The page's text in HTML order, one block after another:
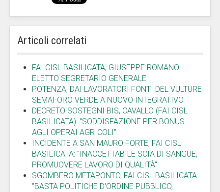
Articoli correlati
FAI CISL BASILICATA, GIUSEPPE ROMANO
ELETTO SEGRETARIO GENERALE
POTENZA, DAI LAVORATORI FONTI DEL VULTURE
SEMAFORO VERDE A NUOVO INTEGRATIVO
DECRETO SOSTEGNI BIS, CAVALLO (FAI CISL
BASILICATA): "SODDISFAZIONE PER BONUS
AGLI OPERAI AGRICOLI"
INCIDENTE A SAN MAURO FORTE, FAI CISL
BASILICATA: "INACCETTABILE SCIA DI SANGUE,
PROMUOVERE LAVORO DI QUALITÀ"
SGOMBERO METAPONTO, FAI CISL BASILICATA:
"BASTA POLITICHE D'ORDINE PUBBLICO,